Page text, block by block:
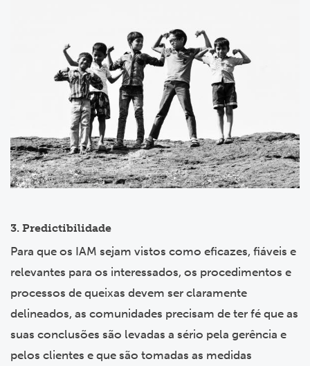
3. Predictibilidade
Para que os IAM sejam vistos como eficazes, fiáveis e
relevantes para os interessados, os procedimentos e
processos de queixas devem ser claramente
delineados, as comunidades precisam de ter fé que as
suas conclusões são levadas a sério pela gerência e
pelos clientes e que são tomadas as medidas